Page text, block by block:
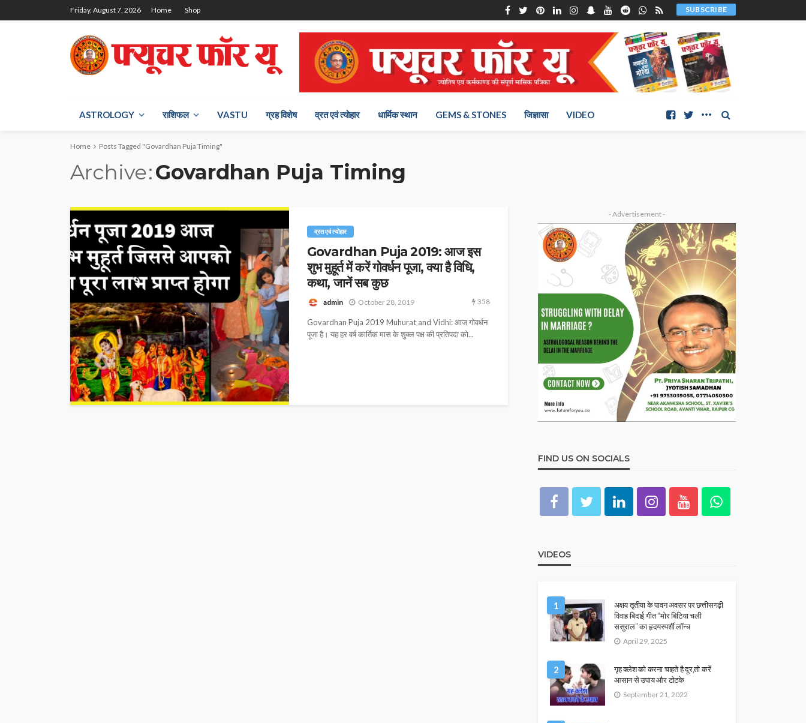
Friday, August 7, 2026 Home Shop SUBSCRIBE
ASTROLOGY राश‍िफल VASTU ग्रह विशेष व्रत एवं त्योहार धार्मिक स्थान GEMS & STONES जिज्ञासा VIDEO
Home Posts Tagged "Govardhan Puja Timing"
Archive Govardhan Puja Timing
व्रत एवं त्योहार
Govardhan Puja 2019: आज इस
शुभ मुहूर्त में करें गोवर्धन पूजा, क्या है विधि,
कथा, जानें सब कुछ
admin October 28, 2019 358
Govardhan Puja 2019 Muhurat and Vidhi: आज गोवर्धन
पूजा है। यह हर वर्ष कार्तिक मास के शुक्ल पक्ष की प्रतिपदा को...
- Advertisement -
FIND US ON SOCIALS
VIDEOS
1
अक्षय तृतीया के पावन अवसर पर छत्तीसगढ़ी
विवाह बिदाई गीत “मोर बिटिया चली
ससुराल” का हृदयस्पर्शी लॉन्च
April 29, 2025
2
गृह क्लेश को करना चाहते है दूर,तो करें
आसान से उपाय और टोटके
September 21, 2022